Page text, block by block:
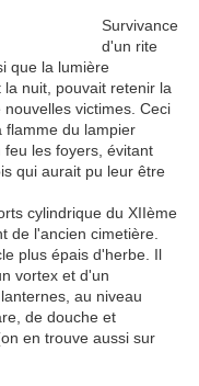
Survivance
d'un rite
que la lumière
nuit, pouvait retenir la
victimes. Ceci
flamme du lampier
les foyers, évitant
qui aurait pu leur être
cylindrique du XIIème
de l'ancien cimetière.
plus épais d'herbe. Il
vortex et d'un
au niveau
de douche et
en trouve aussi sur